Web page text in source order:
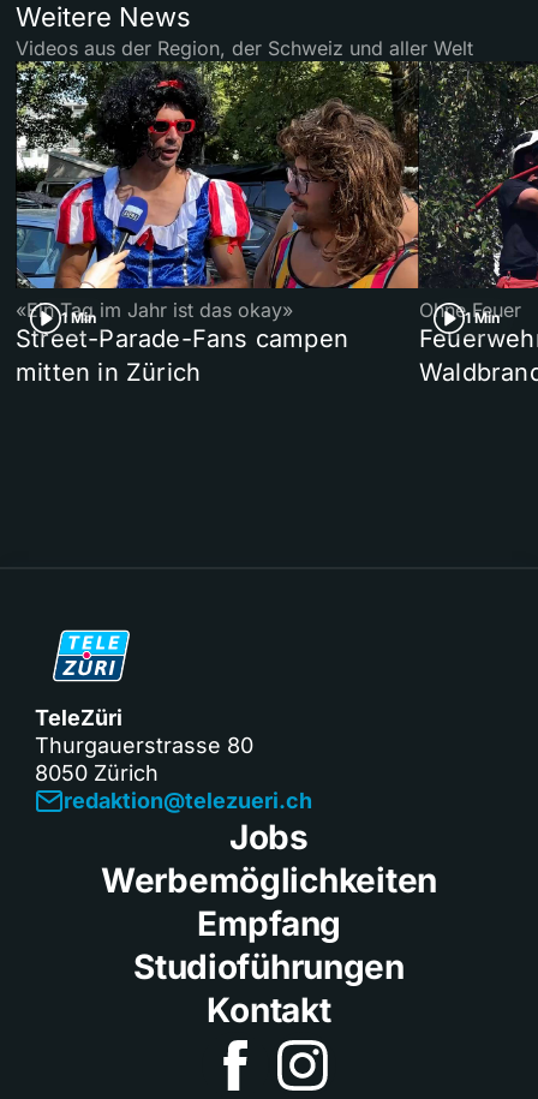
Weitere News
Videos aus der Region, der Schweiz und aller Welt
1 Min
«Ein Tag im Jahr ist das okay»
Street-Parade-Fans campen
mitten in Zürich
1 Min
Ohne Feuer
TeleZüri
Thurgauerstrasse 80
8050 Zürich
redaktion@telezueri.ch
Jobs
Werbemöglichkeiten
Empfang
Studioführungen
Kontakt